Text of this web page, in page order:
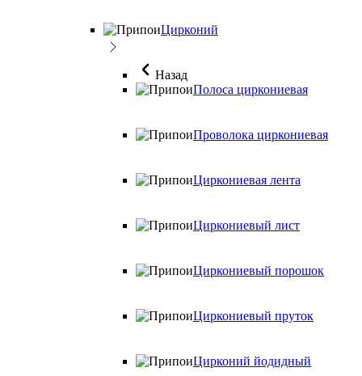
Цирконий
Назад
Полоса циркониевая
Проволока циркониевая
Циркониевая лента
Циркониевый лист
Циркониевый порошок
Циркониевый пруток
Цирконий йодидный